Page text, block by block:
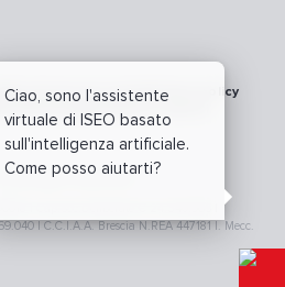
Ciao, sono l'assistente
virtuale di ISEO basato
sull'intelligenza artificiale.
Come posso aiutarti?
All right reserved
| Cap.Soc.Deliberato € 24.340.965 |
| C.C.I.A.A. Brescia N.REA 447181 |. Mecc.
disclosure policyPrivacy policy
Richiamo prodotti